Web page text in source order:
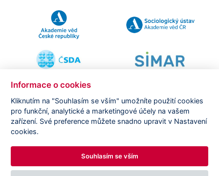
Copyright © CVVM | Právní ujednání| Nastavení cookies
Prohlášení o zpracování osobních údajů
Informace o cookies
Kliknutím na "Souhlasím se vším" umožníte použití cookies
pro funkční, analytické a marketingové účely na vašem
zařízení. Své preference můžete snadno upravit v Nastavení
cookies.
Souhlasím se vším